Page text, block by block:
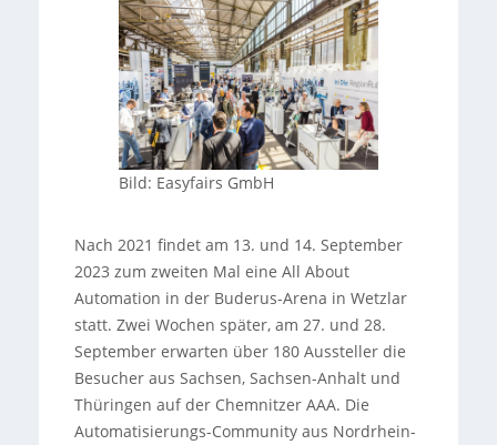
Bild: Easyfairs GmbH
Nach 2021 findet am 13. und 14. September
2023 zum zweiten Mal eine All About
Automation in der Buderus-Arena in Wetzlar
statt. Zwei Wochen später, am 27. und 28.
September erwarten über 180 Aussteller die
Besucher aus Sachsen, Sachsen-Anhalt und
Thüringen auf der Chemnitzer AAA. Die
Automatisierungs-Community aus Nordrhein-